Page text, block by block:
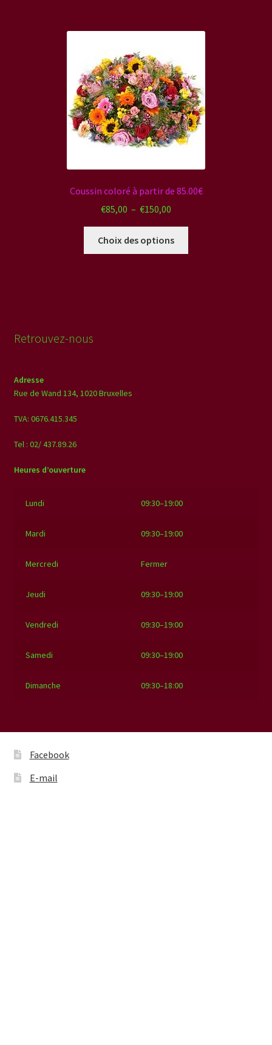
peuvent
être
choisies
sur
la
Coussin coloré à partir de 85.00€
€85,00 – €150,00
de
prix :
€85,00
Choix des options
Retrouvez-nous
Adresse
Rue de Wand 134, 1020 Bruxelles
TVA: 0676.415.345
Tel : 02/ 437.89.26
Heures d’ouverture
Lundi 09:30–19:00
Mardi 09:30–19:00
Mercredi Fermer
Jeudi 09:30–19:00
Vendredi 09:30–19:00
Samedi 09:30–19:00
Dimanche 09:30–18:00
Facebook
E-mail